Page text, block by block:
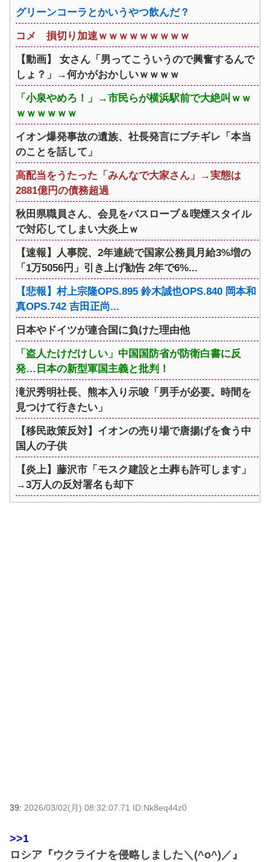
グリーンコーラとかいうやつ飲んだ？
コメ 損切り加速ｗｗｗｗｗｗｗｗｗ
【動画】 女さん「男ってこういうので興奮するんで
しょ？」→何かがおかしいｗｗｗｗ
「小泉やめろ！」→市民らが横浜駅前で大絶叫ｗｗ
ｗｗｗｗｗｗ
イオン爆発事故の遺族、社長発言にブチギレ「本当
のことを話して」
高配当をうたった「みんなで大家さん」→実態は
2881億円の債務超過
秋田県職員さん、会見をバスローブ＆喫煙スタイル
で対応してしまい大炎上ｗ
【速報】人事院、2年連続で国家公務員月給3%増の
「1万5056円」引き上げ勧告 2年で6%...
【悲報】村上宗隆OPS.895 鈴木誠也OPS.840 岡本和
真OPS.742 吉田正尚...
日本やドイツが連合国に負けた理由他
「盗人たけだけしい」中国国防省が防衛白書に反
発…日本の新型軍国主義と批判！
滝沢秀明社長、熊本入り示唆「男手が必要。時間を
見つけて行きたい」
【移民政策反対】イオンの売り場で唐揚げを食う中
国人の子供
【炎上】藤沢市「モスク建設と土葬も許可します」
→3万人の反対署名も却下
39: 2026/03/02(月) 08:32:07.71 ID:Nk8eq44z0
>>1
ロシア『ウクライナを侵略しました＼(^o^)／』